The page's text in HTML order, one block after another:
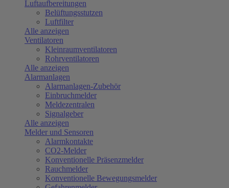
Luftaufbereitungen
Belüftungsstutzen
Luftfilter
Alle anzeigen
Ventilatoren
Kleinraumventilatoren
Rohrventilatoren
Alle anzeigen
Alarmanlagen
Alarmanlagen-Zubehör
Einbruchmelder
Meldezentralen
Signalgeber
Alle anzeigen
Melder und Sensoren
Alarmkontakte
CO2-Melder
Konventionelle Präsenzmelder
Rauchmelder
Konventionelle Bewegungsmelder